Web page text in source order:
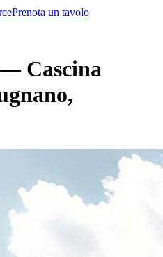
Prenota un tavolo
Cascina